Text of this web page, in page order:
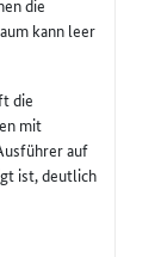
die
kann leer
die
mit
auf
ist, deutlich